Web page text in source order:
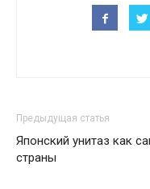
Предыдущая статья
Японский унитаз как
страны